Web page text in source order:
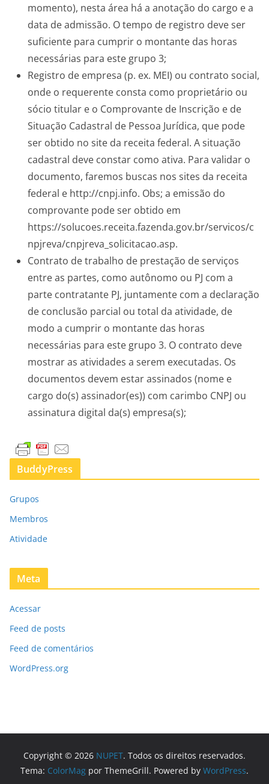
momento), nesta área há a anotação do cargo e a
data de admissão. O tempo de registro deve ser
suficiente para cumprir o montante das horas
necessárias para este grupo 3;
Registro de empresa (p. ex. MEI) ou contrato social,
onde o requerente consta como proprietário ou
sócio titular e o Comprovante de Inscrição e de
Situação Cadastral de Pessoa Jurídica, que pode
ser obtido no site da receita federal. A situação
cadastral deve constar como ativa. Para validar o
documento, faremos buscas nos sites da receita
federal e http://cnpj.info. Obs; a emissão do
comprovante pode ser obtido em
https://solucoes.receita.fazenda.gov.br/servicos/c
npjreva/cnpjreva_solicitacao.asp.
Contrato de trabalho de prestação de serviços
entre as partes, como autônomo ou PJ com a
parte contratante PJ, juntamente com a declaração
de conclusão parcial ou total da atividade, de
modo a cumprir o montante das horas
necessárias para este grupo 3. O contrato deve
mostrar as atividades a serem executadas. Os
documentos devem estar assinados (nome e
cargo do(s) assinador(es)) com carimbo CNPJ ou
assinatura digital da(s) empresa(s);
BuddyPress
Grupos
Membros
Atividade
Meta
Acessar
Feed de posts
Feed de comentários
WordPress.org
Copyright © 2026 NUPET. Todos os direitos reservados.
Tema: ColorMag por ThemeGrill. Powered by WordPress.